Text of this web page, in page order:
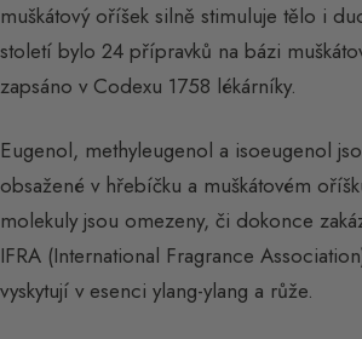
muškátový oříšek silně stimuluje tělo i
století bylo 24 přípravků na bázi
zapsáno v Codexu 1758 lékárníky.
Eugenol, methyleugenol a isoeugenol
obsažené v hřebíčku a muškátovém
molekuly jsou omezeny, či dokonce
IFRA (International Fragrance
vyskytují v esenci ylang-ylang a růže.